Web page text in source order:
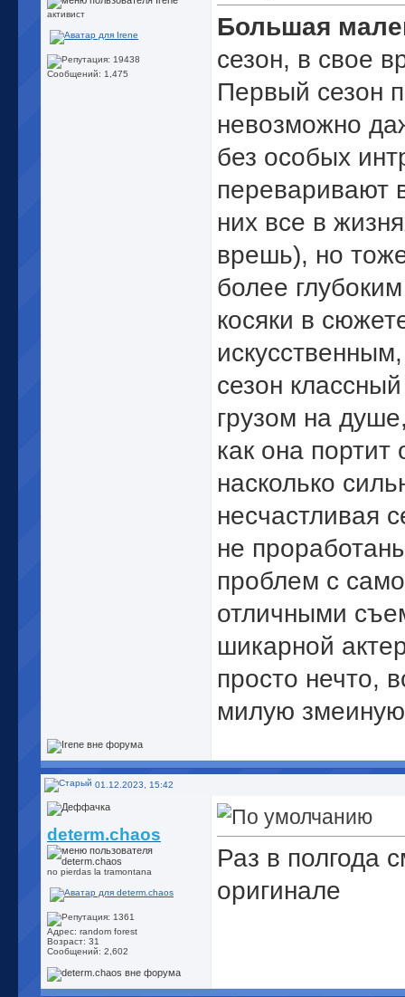
активист
Сообщений: 1,475
Большая
сезон, в свое
Первый сезон
невозможно
без особых
переваривают
них все в
врешь), но
более
косяки в
сезон
грузом на
как она
насколько
несчастливая
не
проблем с
отличными
шикарной
просто нечто,
милую змеиную
01.12.2023, 15:42
determ.chaos
no pierdas la tramontana
Адрес: random forest
Возраст: 31
Сообщений: 2,602
Раз в полгода
оригинале